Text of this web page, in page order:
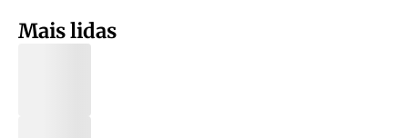
Mais lidas